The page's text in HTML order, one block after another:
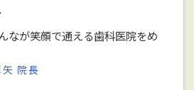
なが笑顔で通える歯科医院をめ
院長